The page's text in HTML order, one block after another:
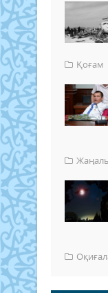
Қоғам